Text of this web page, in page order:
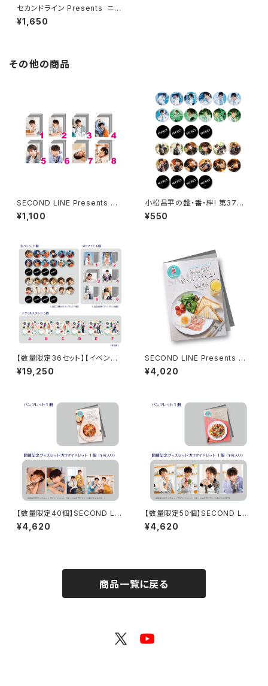
セカンドライン Presents ニッ
ショーホールさま改装前 感謝イ
ベント マスク（千葉翔也さん柄）
¥1,650
その他の商品
SECOND LINE Presents み
んなに会いに行くよ! 第45回 in
静岡 ブロマイド ※ランダム販
¥1,100
小松昌平の盤・番・絆! 第37回、
第38回 缶バッジ ※ランダム
販売
¥550
【数量限定36セット】【イベント
会場特典付き】小松昌平の盤・
番・絆! 第25回、第26回 グッズ
¥19,250
SECOND LINE Presents み
んなに会いに行くよ! 第46回 in
静岡 パンフレット
¥4,020
【数量限定40個】SECOND LIN
E Presents みんなに会いに行
くよ! 第48回 in 長野 開催記念
¥4,620
【数量限定50個】SECOND LIN
E Presents みんなに会いに行
くよ! 第45回 in 静岡 開催記念
¥4,620
商品一覧に戻る